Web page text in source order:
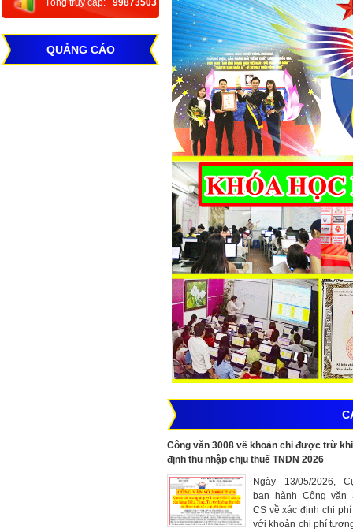
Tổng truy cập: 99873503
QUẢNG CÁO
Công văn 3008 về khoản chi được trừ
định thu nhập chịu thuế TNDN 2026
Ngày 13/05/2026,
ban hành Công văn
CS về xác định chi
với khoản chi phí